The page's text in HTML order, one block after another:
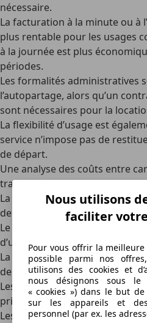
nécessaire.
La facturation à la minute ou à
plus rentable pour les usages
à la journée est plus
périodes.
Les formalités administratives
l’autopartage, alors qu’un
sont nécessaires pour la
La flexibilité d’usage est
service n’impose pas de
de départ.
Une analyse des coûts entre
traditionnelle
La question du coût est
deux posisbilités.
Le
d’une durée de quelques
La
location classique devient
demi-journée ou pour des
Les
frais annexes(carburant,
pris en compte pour comparer
Les critères de choix entre car-
Nous utilisons
faciliter
Pour vous offrir la
possible parmi nos
utilisons des cookies et
nous désignons sous
« cookies ») dans le but
sur les appareils et
personnel (par ex. les